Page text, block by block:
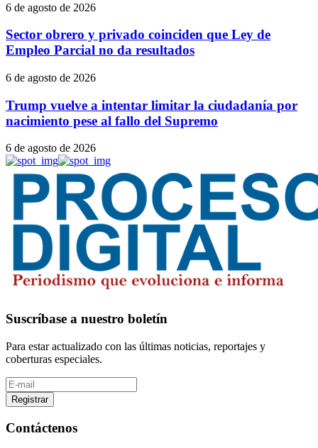
6 de agosto de 2026
Sector obrero y privado coinciden que Ley de
Empleo Parcial no da resultados
6 de agosto de 2026
Trump vuelve a intentar limitar la ciudadanía por
nacimiento pese al fallo del Supremo
6 de agosto de 2026
Suscríbase a nuestro boletín
Para estar actualizado con las últimas noticias, reportajes y
coberturas especiales.
Registrar
Contáctenos